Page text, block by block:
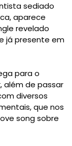
sediado
aparece
revelado
já presente em
para o
além de passar
diversos
que nos
song sobre